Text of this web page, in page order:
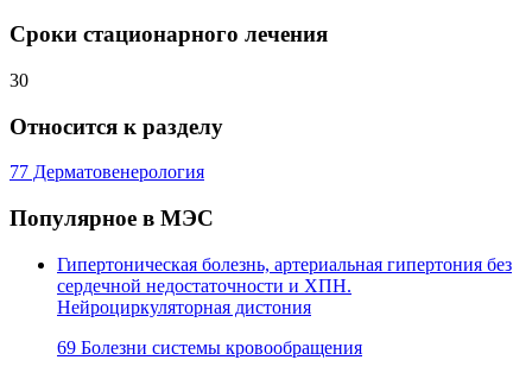
Сроки стационарного лечения
30
Относится к разделу
77 Дерматовенерология
Популярное в МЭС
Гипертоническая болезнь, артериальная гипертония без
сердечной недостаточности и ХПН.
Нейроциркуляторная дистония
69 Болезни системы кровообращения